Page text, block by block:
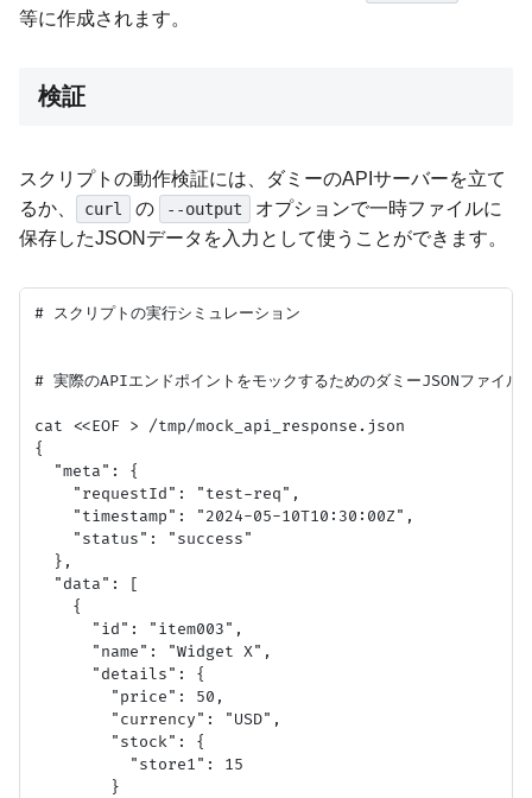
等に作成されます。
検証
スクリプトの動作検証には、ダミーのAPIサーバーを立て
るか、
curl の --output
オプションで一時ファイルに
保存したJSONデータを入力として使うことができます。
# スクリプトの実行シミュレーション
# 実際のAPIエンドポイントをモックするためのダミーJSONファイル
cat <<EOF > /tmp/mock_api_response.json
{
  "meta": {
    "requestId": "test-req",
    "timestamp": "2024-05-10T10:30:00Z",
    "status": "success"
  },
  "data": [
    {
      "id": "item003",
      "name": "Widget X",
      "details": {
        "price": 50,
        "currency": "USD",
        "stock": {
          "store1": 15
        }